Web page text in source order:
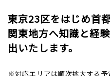
東京23区をはじめ首
関東地方へ知識と経
出いたします。
※対応エリアは順次拡大する予